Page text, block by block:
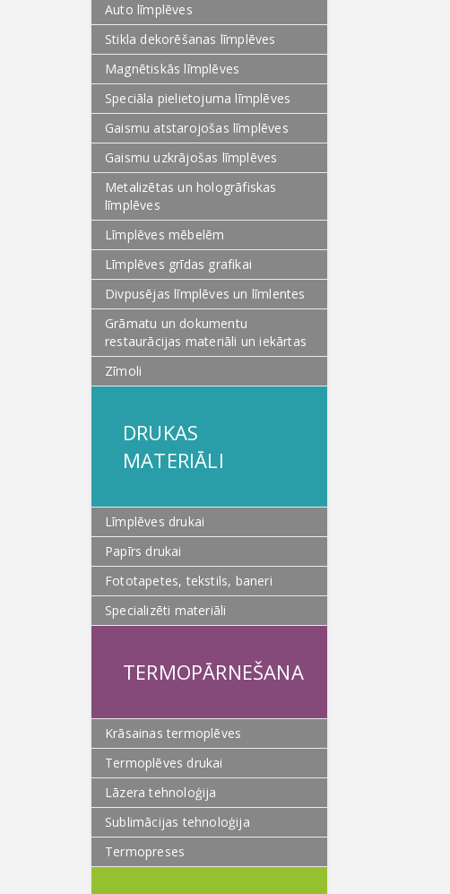
Auto līmplēves
Stikla dekorēšanas līmplēves
Magnētiskās līmplēves
Speciāla pielietojuma līmplēves
Gaismu atstarojošas līmplēves
Gaismu uzkrājošas līmplēves
Metalizētas un hologrāfiskas
līmplēves
Līmplēves mēbelēm
Līmplēves grīdas grafikai
Divpusējas līmplēves un līmlentes
Grāmatu un dokumentu
restaurācijas materiāli un iekārtas
Zīmoli
DRUKAS
MATERIĀLI
Līmplēves drukai
Papīrs drukai
Fototapetes, tekstils, baneri
Specializēti materiāli
TERMOPĀRNEŠANA
Krāsainas termoplēves
Termoplēves drukai
Lāzera tehnoloģija
Sublimācijas tehnoloģija
Termopreses